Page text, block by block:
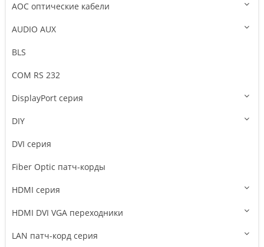
AOC оптические кабели
AUDIO AUX
BLS
COM RS 232
DisplayPort серия
DIY
DVI серия
Fiber Optic патч-корды
HDMI серия
HDMI DVI VGA переходники
LAN патч-корд серия